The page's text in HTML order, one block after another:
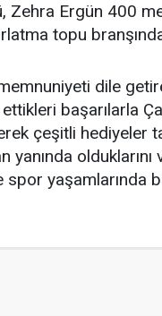
Zehra Ergün 400
topu
dile
başarılarla
çeşitli hediyeler
yaşamlarında